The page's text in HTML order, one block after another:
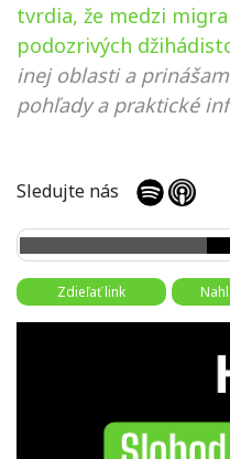
tvrdia, že medzi
podozrivých
inej oblasti a
pohľady a praktické
Sledujte nás
Zdieľať link